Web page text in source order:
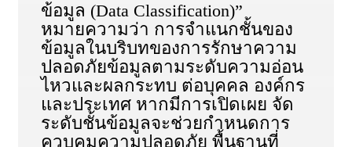
ข้อมูล (Data Classification)”
หมายความว่า การจำแนกชั้นของ
ข้อมูลในบริบทของการรักษาความ
ปลอดภัยข้อมูลตามระดับความอ่อน
ไหวและผลกระทบ ต่อบุคคล องค์กร
และประเทศ หากมีการเปิดเผย จัด
ระดับชั้นข้อมูลจะช่วยกำหนดการ
ควบคุมความปลอดภัย พื้นฐานที่